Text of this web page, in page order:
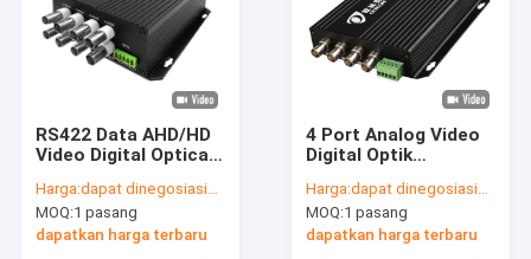
RS422 Data AHD/HD
Video Digital Optical
Kamera PTZ 1080P
DC12V CE
Harga:dapat dinegosiasikan
MOQ:1 pasang
dapatkan harga terbaru
4 Port Analog Video
Digital Optik
Optic Extender SC ST
FC Port
Harga:dapat dinegosiasikan
MOQ:1 pasang
dapatkan harga terbaru